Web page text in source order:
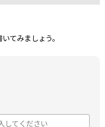
てみましょう。